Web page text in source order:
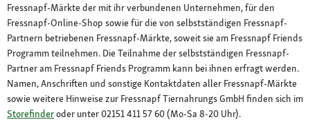
Fressnapf-Märkte der mit ihr verbundenen Unternehmen, für den
Fressnapf-Online-Shop sowie für die von selbstständigen Fressnapf-
Partnern betriebenen Fressnapf-Märkte, soweit sie am Fressnapf Friends
Programm teilnehmen. Die Teilnahme der selbstständigen Fressnapf-
Partner am Fressnapf Friends Programm kann bei ihnen erfragt werden.
Namen, Anschriften und sonstige Kontaktdaten aller Fressnapf-Märkte
sowie weitere Hinweise zur Fressnapf Tiernahrungs GmbH finden sich im
Storefinderoder unter 02151 411 57 60 (Mo-Sa 8-20 Uhr).